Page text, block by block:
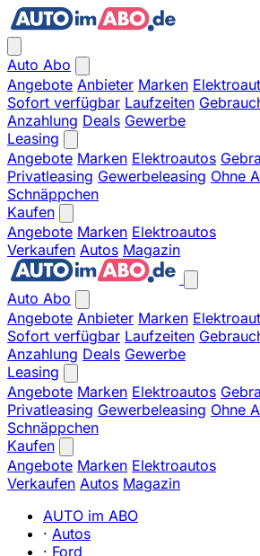
Auto Abo
Angebote Anbieter Marken
Sofort verfügbar Laufzeiten
Anzahlung Deals Gewerbe
Leasing
Angebote Marken Elektroautos
Privatleasing Gewerbeleasing Ohne
Schnäppchen
Kaufen
Angebote Marken Elektroautos
Verkaufen Autos Magazin
Auto Abo
Angebote Anbieter Marken
Sofort verfügbar Laufzeiten
Anzahlung Deals Gewerbe
Leasing
Angebote Marken Elektroautos
Privatleasing Gewerbeleasing Ohne
Schnäppchen
Kaufen
Angebote Marken Elektroautos
Verkaufen Autos Magazin
AUTO im ABO
· Autos
· Ford